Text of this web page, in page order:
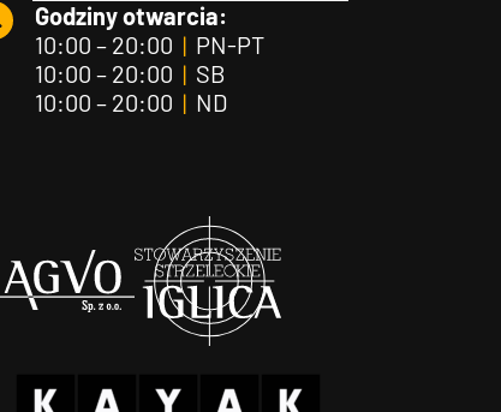
Godziny otwarcia:
10:00 – 20:00 |PN-PT
10:00 – 20:00 |SB
10:00 – 20:00 |ND
Agvo Iglica